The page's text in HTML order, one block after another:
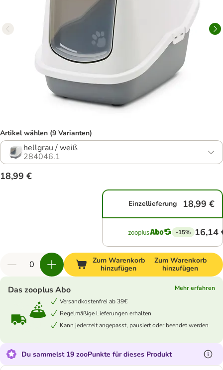
Artikel wählen (9 Varianten)
hellgrau / weiß
284046.1
18,99 €
Einzellieferung 18,99 €
-15% 16,14
Zum Warenkorb
hinzufügen
Zum Warenkorb
hinzufügen
Das zooplus Abo
Mehr erfahren
Versandkostenfrei ab 39€
Regelmäßige Lieferungen erhalten
Kann jederzeit angepasst, pausiert oder beendet werden
Du sammelst 19 zooPunkte für dieses Produkt